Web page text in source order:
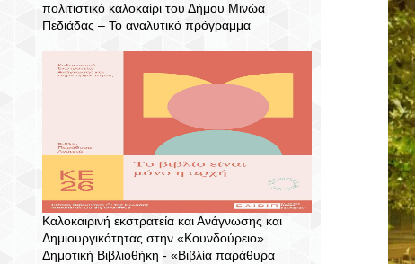
πολιτιστικό καλοκαίρι του Δήμου Μινώα
Πεδιάδας – To αναλυτικό πρόγραμμα
Καλοκαιρινή εκστρατεία και Ανάγνωσης και
Δημιουργικότητας στην «Κουνδούρειο»
Δημοτική Βιβλιοθήκη - «Βιβλία παράθυρα